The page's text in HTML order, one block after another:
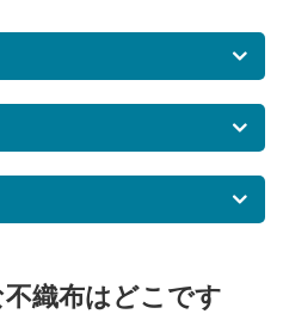
織布はどこです